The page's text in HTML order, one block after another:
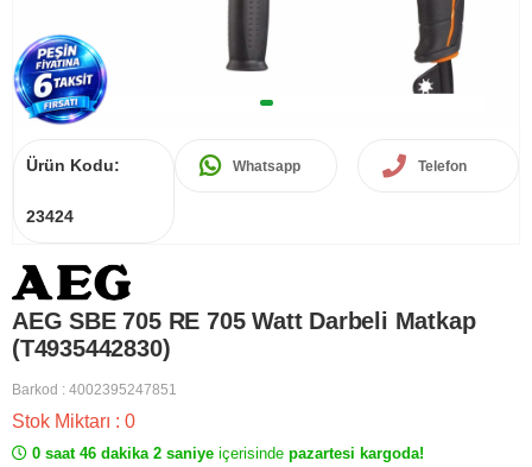
Ürün Kodu:
23424
Whatsapp Telefon
AEG SBE 705 RE 705 Watt Darbeli Matkap
(T4935442830)
Barkod : 4002395247851
Stok Miktarı : 0
0 saat 46 dakika 2 saniye içerisinde pazartesi kargoda!